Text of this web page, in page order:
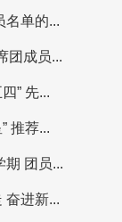
名单的...
团成员...
” 先...
推荐...
期 团员...
奋进新...